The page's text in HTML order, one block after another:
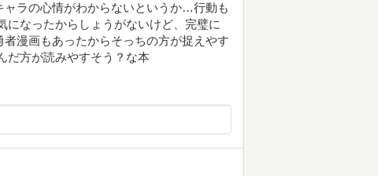
ャラの心情がわからないというか…行動も
なったからしょうがないけど、完璧に
漫画もあったからそっちの方が捉えやす
だ方が読みやすそう？な本